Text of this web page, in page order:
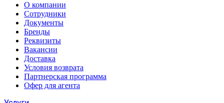
О компании
Сотрудники
Документы
Бренды
Реквизиты
Вакансии
Доставка
Условия возврата
Партнерская программа
Офер для агента